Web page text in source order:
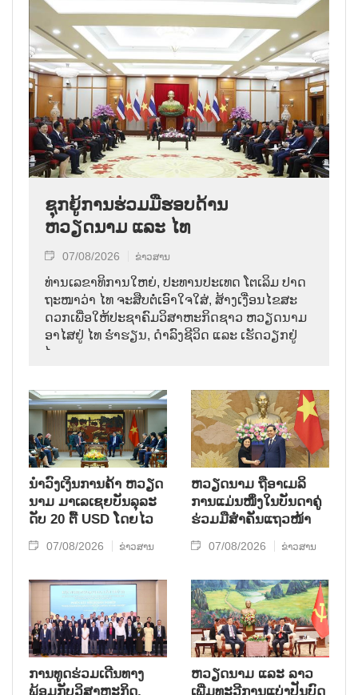
ຊຸກຍູ້ການຮ່ວມມືຮອບດ້ານ
ຫວຽດນາມ ແລະ ໄທ
07/08/2026 ຂ່າວສານ
ທ່ານ​ເລ​ຂາ​ທິ​ການ​ໃຫຍ່, ປະ​ທານ​ປະ​ເທດ ໂຕ​ເລິມ ປາດ​
ຖະ​ໜາ​ວ່າ ໄທ​ ຈະ​ສືບ​ຕໍ່​ເອົາ​ໃຈ​ໃສ່, ສ້າງ​ເງື່ອນ​ໄຂ​ສະ​
ດວກ​ເພື່ອ​ໃຫ້​ປະ​ຊາ​ຄົມ​ວ​ິ​ສາ​ຫະ​ກິດ​ຊາວ ຫວຽດ​ນາມ
ອາ​ໄສ​ຢູ່ ໄທ ຮ່ຳ​ຮຽນ, ດຳ​ລົງ​ຊີ​ວິດ ແລະ ເຮັດ​ວຽກ​ຢູ່​
ໄທ.
ນຳ​ວົງ​ເງິນ​ການ​ຄ້າ ຫວຽດ​
ນາມ ມາ​ເລ​ເຊຍ​ບັນ​ລຸ​ລະ​
ດັບ 20 ຕື້ USD ໂດຍ​ໄວ
07/08/2026 ຂ່າວສານ
ຫ​ວຽດ​ນາມ ຖື​ອາ​ເມ​ລິ​
ການ​ແມ່ນ​ໜຶ່ງ​ໃນ​ບັນ​ດາ​ຄູ່​
ຮ່ວມ​ມື​ສຳ​ຄັນ​ແຖວ​ໜ້າ
07/08/2026 ຂ່າວສານ
ການ​ທູດ​ຮ່ວມ​ເດີນ​ທາງ​
ພ້ອມກັບ​ວິ​ສາ​ຫະ​ກ​ິດ,
ຫວຽດ​ນາມ ແລະ ລາວ​
ເພີ່ມ​ທະ​ວີ​ການ​ແບ່​ງ​ປັນ​ບົດ​